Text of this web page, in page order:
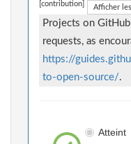
[contribution] Afficher
Projects on
requests, as
https://
to-open-source/.
Atteint